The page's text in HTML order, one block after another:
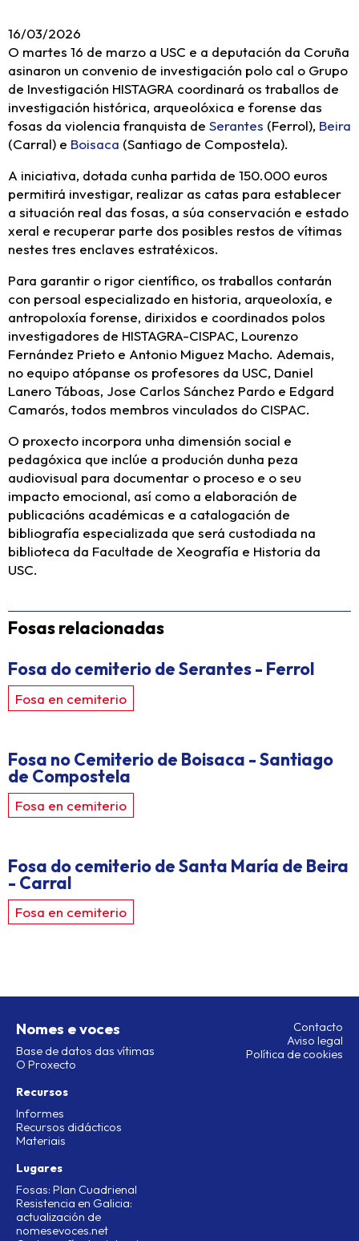
16/03/2026
O martes 16 de marzo a USC e a deputación da Coruña
asinaron un convenio de investigación polo cal o Grupo
de Investigación HISTAGRA coordinará os traballos de
investigación histórica, arqueolóxica e forense das
fosas da violencia franquista de Serantes (Ferrol), Beira
(Carral) e Boisaca (Santiago de Compostela).
A iniciativa, dotada cunha partida de 150.000 euros
permitirá investigar, realizar as catas para establecer
a situación real das fosas, a súa conservación e estado
xeral e recuperar parte dos posibles restos de vítimas
nestes tres enclaves estratéxicos.
Para garantir o rigor científico, os traballos contarán
con persoal especializado en historia, arqueoloxía, e
antropoloxía forense, dirixidos e coordinados polos
investigadores de HISTAGRA-CISPAC, Lourenzo
Fernández Prieto e Antonio Miguez Macho. Ademais,
no equipo atópanse os profesores da USC, Daniel
Lanero Táboas, Jose Carlos Sánchez Pardo e Edgard
Camarós, todos membros vinculados do CISPAC.
O proxecto incorpora unha dimensión social e
pedagóxica que inclúe a produción dunha peza
audiovisual para documentar o proceso e o seu
impacto emocional, así como a elaboración de
publicacións académicas e a catalogación de
bibliografía especializada que será custodiada na
biblioteca da Facultade de Xeografía e Historia da
USC.
Fosas relacionadas
Fosa do cemiterio de Serantes - Ferrol
Fosa en cemiterio
Fosa no Cemiterio de Boisaca - Santiago
de Compostela
Fosa en cemiterio
Fosa do cemiterio de Santa María de Beira
- Carral
Fosa en cemiterio
Nomes e voces
Base de datos das vítimas
O Proxecto
Recursos
Informes
Recursos didácticos
Materiais
Lugares
Fosas: Plan Cuadrienal
Resistencia en Galicia:
actualización de
nomesevoces.net
Contacto
Aviso legal
Política de cookies